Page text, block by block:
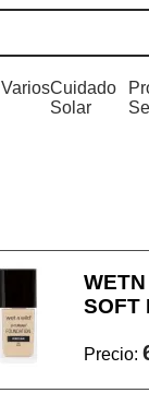
VariosCuidado
Solar
SOFT
Precio: